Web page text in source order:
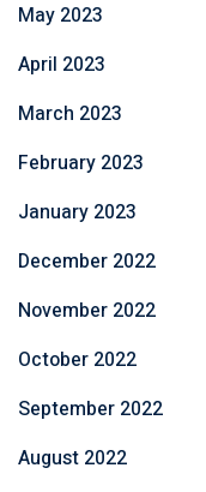
May 2023
April 2023
March 2023
February 2023
January 2023
December 2022
November 2022
October 2022
September 2022
August 2022